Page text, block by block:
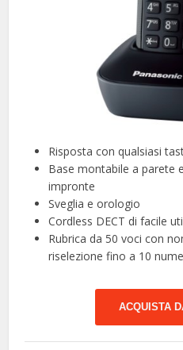
Risposta con qualsiasi
Base montabile a parete
impronte
Sveglia e orologio
Cordless DECT di facile
Rubrica da 50 voci con
riselezione fino a 10
ACQUISTA